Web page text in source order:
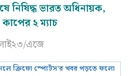
ভারত অধিনায়ক,
২ ম্যাচ
এজে
ক্রিফো স্পোর্টস’র খবর পড়তে ফলো